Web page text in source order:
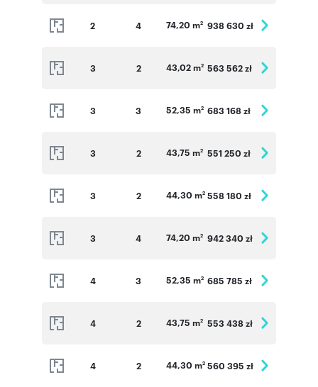
2 4 74,20 m2 938 630 zł
3 2 43,02 m2 563 562 zł
3 3 52,35 m2 683 168 zł
3 2 43,75 m2 551 250 zł
3 2 44,30 m2 558 180 zł
3 4 74,20 m2 942 340 zł
4 3 52,35 m2 685 785 zł
4 2 43,75 m2 553 438 zł
4 2 44,30 m2 560 395 zł